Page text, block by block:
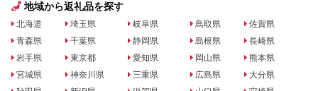
地域から返礼品を探す
北海道
青森県
岩手県
宮城県
埼玉県
千葉県
東京都
神奈川県
岐阜県
静岡県
愛知県
三重県
鳥取県
島根県
岡山県
広島県
佐賀県
長崎県
熊本県
大分県